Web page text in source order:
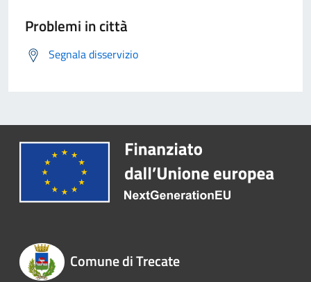
Problemi in città
Segnala disservizio
Comune di Trecate